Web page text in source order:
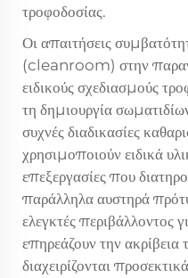
τροφοδοσίας.
Οι απαιτήσεις
(cleanroom) στην
ειδικούς σχεδιασμούς
τη δημιουργία
συχνές διαδικασίες
χρησιμοποιούν ειδικά
επεξεργασίες που
παράλληλα αυστηρά
ελεγκτές περιβάλλοντος
επηρεάζουν την ακρίβεια
διαχειρίζονται